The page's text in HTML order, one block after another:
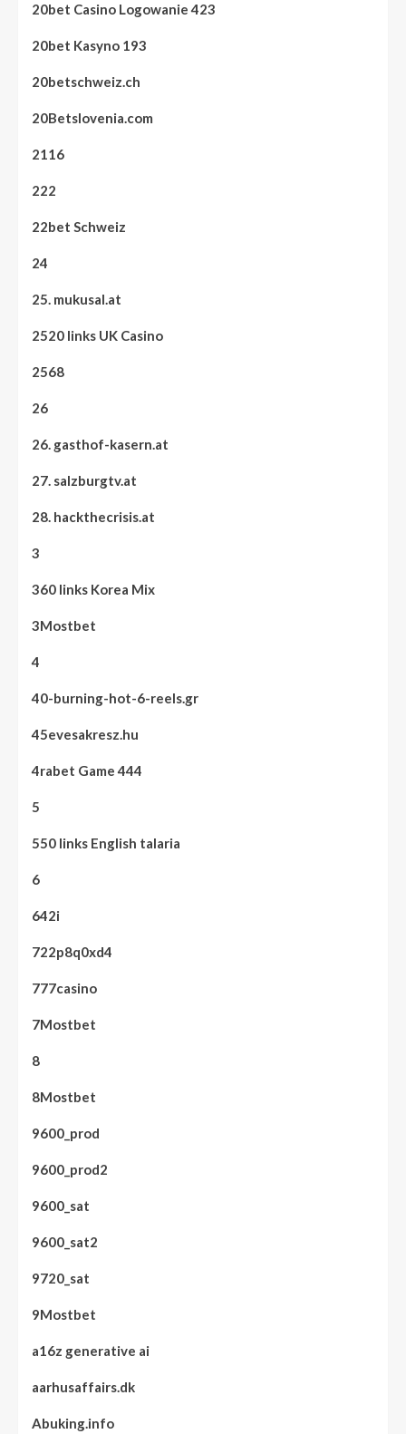
20bet Casino Logowanie 423
20bet Kasyno 193
20betschweiz.ch
20Betslovenia.com
2116
222
22bet Schweiz
24
25. mukusal.at
2520 links UK Casino
2568
26
26. gasthof-kasern.at
27. salzburgtv.at
28. hackthecrisis.at
3
360 links Korea Mix
3Mostbet
4
40-burning-hot-6-reels.gr
45evesakresz.hu
4rabet Game 444
5
550 links English talaria
6
642i
722p8q0xd4
777casino
7Mostbet
8
8Mostbet
9600_prod
9600_prod2
9600_sat
9600_sat2
9720_sat
9Mostbet
a16z generative ai
aarhusaffairs.dk
Abuking.info